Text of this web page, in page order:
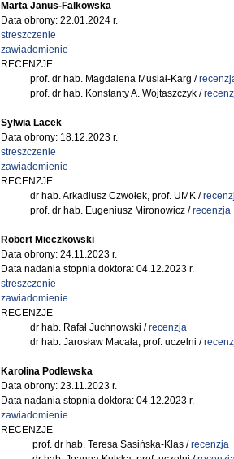
Marta Janus-Falkowska
Data obrony: 22.01.2024 r.
streszczenie
zawiadomienie
RECENZJE
prof. dr hab. Magdalena Musiał-Karg /
prof. dr hab. Konstanty A. Wojtaszczyk /
Sylwia Lacek
Data obrony: 18.12.2023 r.
streszczenie
zawiadomienie
RECENZJE
dr hab. Arkadiusz Czwołek, prof. UMK /
prof. dr hab. Eugeniusz Mironowicz /recenzja
Robert Mieczkowski
Data obrony: 24.11.2023 r.
Data nadania stopnia doktora: 04.12.2023 r.
streszczenie
zawiadomienie
RECENZJE
dr hab. Rafał Juchnowski /recenzja
dr hab. Jarosław Macała, prof. uczelni /
Karolina Podlewska
Data obrony: 23.11.2023 r.
Data nadania stopnia doktora: 04.12.2023 r.
zawiadomienie
RECENZJE
prof. dr hab. Teresa Sasińska-Klas /recenzja